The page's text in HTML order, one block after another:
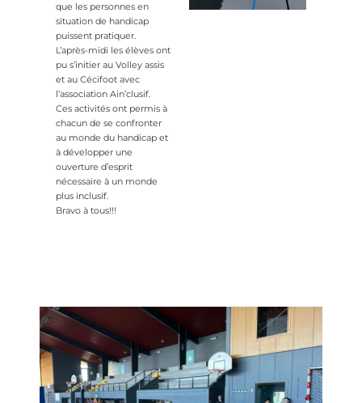
que les personnes en
situation de handicap
puissent pratiquer.
L’après-midi les élèves ont
pu s’initier au Volley assis
et au Cécifoot avec
l’association Ain’clusif.
Ces activités ont permis à
chacun de se confronter
au monde du handicap et
à développer une
ouverture d’esprit
nécessaire à un monde
plus inclusif.
Bravo à tous!!!